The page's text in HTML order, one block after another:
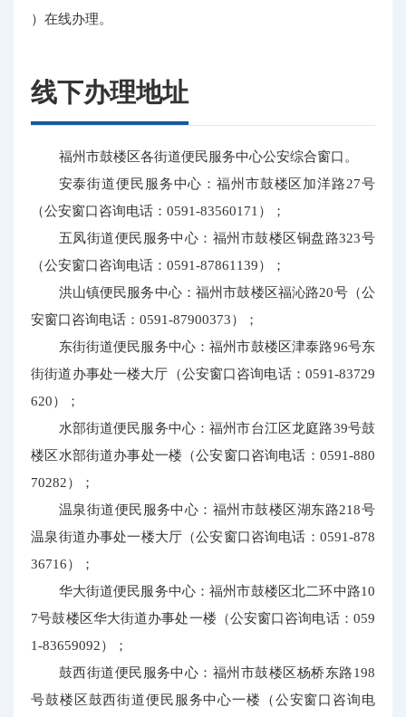
）在线办理。
线下办理地址
福州市鼓楼区各街道便民服务中心公安综合窗口。
安泰街道便民服务中心：福州市鼓楼区加洋路27号
（公安窗口咨询电话：0591-83560171）；
五凤街道便民服务中心：福州市鼓楼区铜盘路323号
（公安窗口咨询电话：0591-87861139）；
洪山镇便民服务中心：福州市鼓楼区福沁路20号（公
安窗口咨询电话：0591-87900373）；
东街街道便民服务中心：福州市鼓楼区津泰路96号东
街街道办事处一楼大厅（公安窗口咨询电话：0591-83729
620）；
水部街道便民服务中心：福州市台江区龙庭路39号鼓
楼区水部街道办事处一楼（公安窗口咨询电话：0591-880
70282）；
温泉街道便民服务中心：福州市鼓楼区湖东路218号
温泉街道办事处一楼大厅（公安窗口咨询电话：0591-878
36716）；
华大街道便民服务中心：福州市鼓楼区北二环中路10
7号鼓楼区华大街道办事处一楼（公安窗口咨询电话：059
1-83659092）；
鼓西街道便民服务中心：福州市鼓楼区杨桥东路198
号鼓楼区鼓西街道便民服务中心一楼（公安窗口咨询电